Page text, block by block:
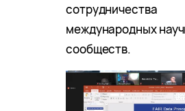
сотрудничества
международных
сообществ.